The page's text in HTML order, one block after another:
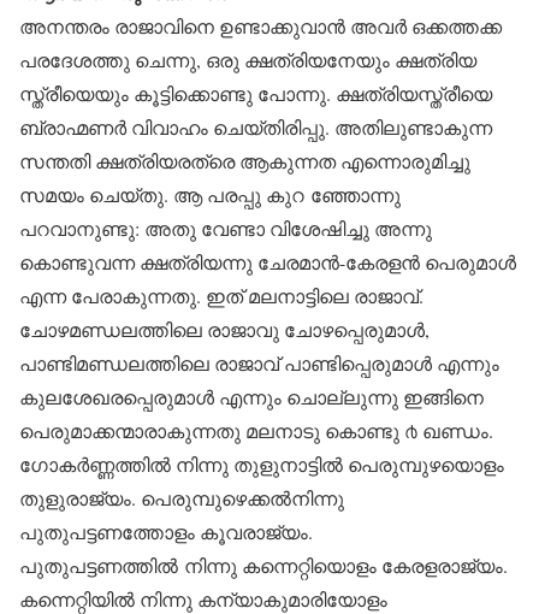
അനന്തരം രാജാവിനെ ഉണ്ടാക്കുവാൻ അവർ ഒക്കത്തക്ക
പരദേശത്തു ചെന്നു, ഒരു ക്ഷത്രിയനേയും ക്ഷത്രിയ
സ്ത്രീയെയും കൂട്ടിക്കൊണ്ടു പോന്നു. ക്ഷത്രിയസ്ത്രീയെ
ബ്രാഹ്മണർ വിവാഹം ചെയ്തിരിപ്പു. അതിലുണ്ടാകുന്ന
സന്തതി ക്ഷത്രിയരത്രെ ആകുന്നത എന്നൊരുമിച്ചു
സമയം ചെയ്തു. ആ പരപ്പു കുറ ഞ്ഞോന്നു
പറവാനുണ്ടു: അതു വേണ്ടാ വിശേഷിച്ചു അന്നു
കൊണ്ടുവന്ന ക്ഷത്രിയന്നു ചേരമാൻ-കേരളൻ പെരുമാൾ
എന്ന പേരാകുന്നതു. ഇത് മലനാട്ടിലെ രാജാവ്.
ചോഴമണ്ഡലത്തിലെ രാജാവു ചോഴപ്പെരുമാൾ,
പാണ്ടിമണ്ഡലത്തിലെ രാജാവ് പാണ്ടിപ്പെരുമാൾ എന്നും
കുലശേഖരപ്പെരുമാൾ എന്നും ചൊല്ലുന്നു ഇങ്ങിനെ
പെരുമാക്കന്മാരാകുന്നതു മലനാടു കൊണ്ടു ൪ ഖണ്ഡം.
ഗോകർണ്ണത്തിൽ നിന്നു തുളുനാട്ടിൽ പെരുമ്പുഴയൊളം
തുളുരാജ്യം. പെരുമ്പുഴെക്കൽനിന്നു
പുതുപട്ടണത്തോളം കൂവരാജ്യം.
പുതുപട്ടണത്തിൽ നിന്നു കന്നെറ്റിയൊളം കേരളരാജ്യം.
കന്നെറ്റിയിൽ നിന്നു കന്യാകുമാരിയോളം